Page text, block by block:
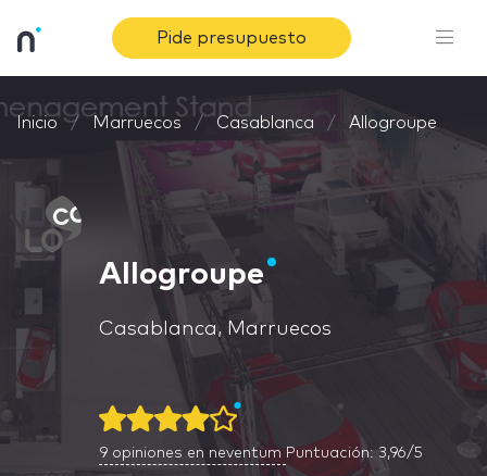
Pide presupuesto
Inicio Marruecos Casablanca Allogroupe
Allogroupe
Casablanca, Marruecos
9 opiniones en neventum Puntuación: 3,96/5